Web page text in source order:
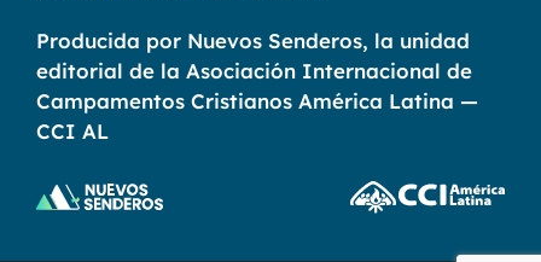
Producida por Nuevos Senderos, la unidad
editorial de la Asociación Internacional de
Campamentos Cristianos América Latina —
CCI AL